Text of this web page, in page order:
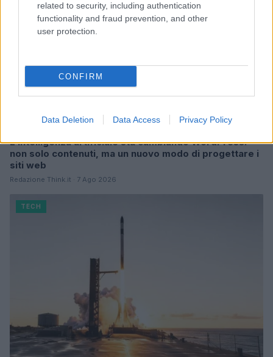
related to security, including authentication
functionality and fraud prevention, and other
user protection.
CONFIRM
Data Deletion Data Access Privacy Policy
L’intelligenza artificiale sta cambiando WordPress:
non solo contenuti, ma un nuovo modo di progettare i
siti web
Redazione Think.it · 7 Ago 2026
TECH